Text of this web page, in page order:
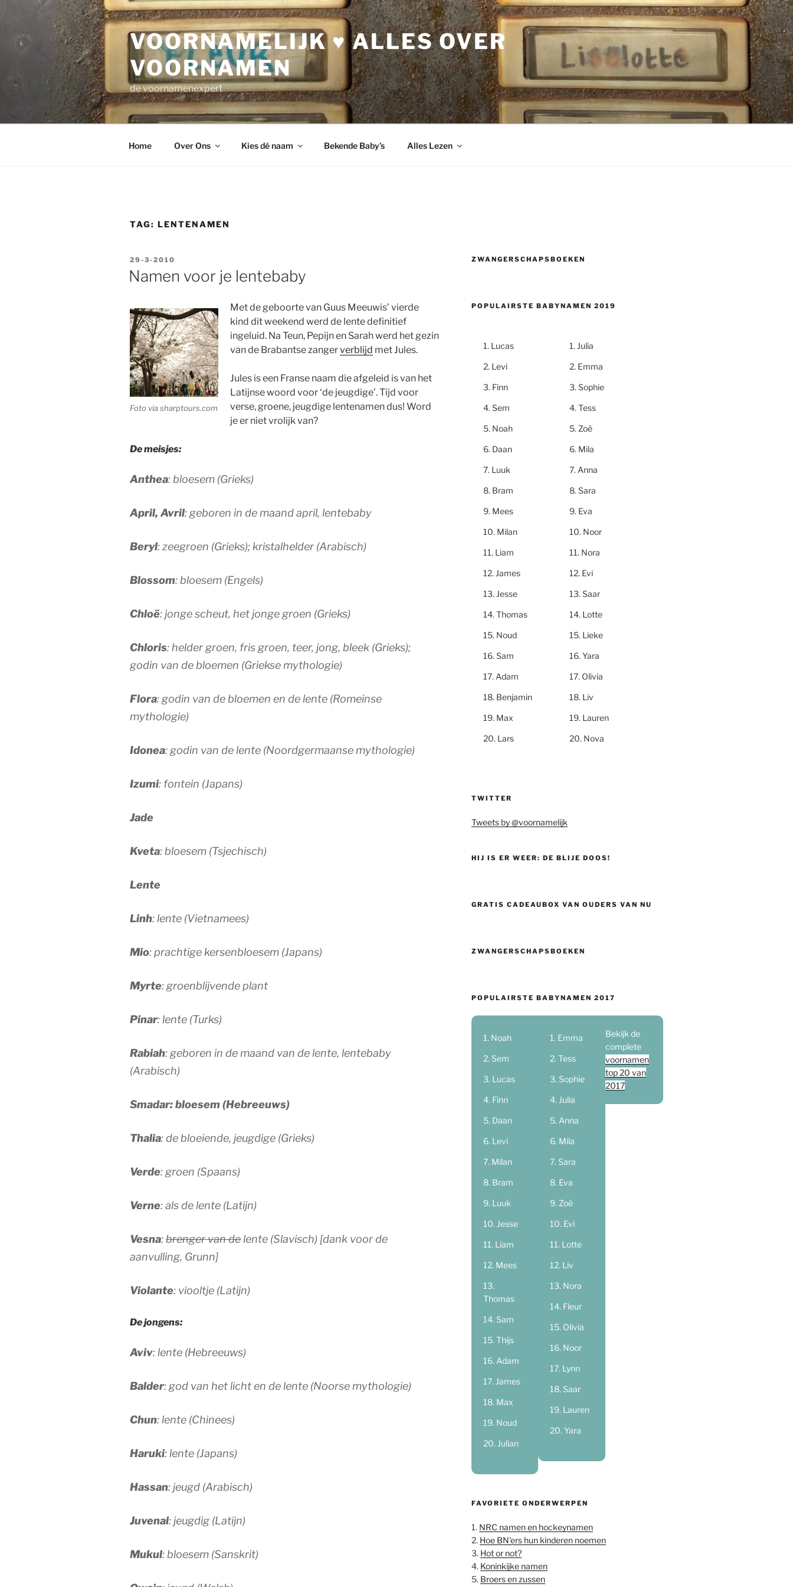
inhoud
VOORNAMELIJK ♥ ALLES OVER
VOORNAMEN
de voornamenexpert
Home Over Ons Kies dé naam Bekende Baby’s Alles Lezen
TAG: LENTENAMEN
GEPLAATST
OP
29-3-2010
Namen voor je lentebaby
Foto via sharptours.com
Met de geboorte van Guus Meeuwis’ vierde
kind dit weekend werd de lente definitief
ingeluid. Na Teun, Pepijn en Sarah werd het gezin
van de Brabantse zangerverblijd met Jules.
Jules is een Franse naam die afgeleid is van het
Latijnse woord voor ‘de jeugdige’. Tijd voor
verse, groene, jeugdige lentenamen dus! Word
je er niet vrolijk van?
De meisjes:
Anthea: bloesem (Grieks)
April, Avril: geboren in de maand april, lentebaby
Beryl: zeegroen (Grieks); kristalhelder (Arabisch)
Blossom: bloesem (Engels)
Chloë: jonge scheut, het jonge groen (Grieks)
Chloris: helder groen, fris groen, teer, jong, bleek (Grieks);
godin van de bloemen (Griekse mythologie)
Flora: godin van de bloemen en de lente (Romeinse
mythologie)
Idonea: godin van de lente (Noordgermaanse mythologie)
Izumi: fontein (Japans)
Jade
Kveta: bloesem (Tsjechisch)
Lente
Linh: lente (Vietnamees)
Mio: prachtige kersenbloesem (Japans)
Myrte: groenblijvende plant
Pinar: lente (Turks)
Rabiah: geboren in de maand van de lente, lentebaby
(Arabisch)
Smadar: bloesem (Hebreeuws)
Thalia: de bloeiende, jeugdige (Grieks)
Verde: groen (Spaans)
Verne: als de lente (Latijn)
Vesna:brenger van de lente (Slavisch) [dank voor de
aanvulling, Grunn]
Violante: viooltje (Latijn)
De jongens:
Aviv: lente (Hebreeuws)
Balder: god van het licht en de lente (Noorse mythologie)
Chun: lente (Chinees)
Haruki: lente (Japans)
Hassan: jeugd (Arabisch)
Juvenal: jeugdig (Latijn)
Mukul: bloesem (Sanskrit)
ZWANGERSCHAPSBOEKEN
POPULAIRSTE BABYNAMEN 2019
Lucas
Levi
Finn
Sem
Noah
Daan
Luuk
Bram
Mees
Milan
Liam
James
Jesse
Thomas
Noud
Sam
Adam
Benjamin
Max
Lars
Julia
Emma
Sophie
Tess
Zoë
Mila
Anna
Sara
Eva
Noor
Nora
Evi
Saar
Lotte
Lieke
Yara
Olivia
Liv
Lauren
Nova
TWITTER
Tweets by @voornamelijk
HIJ IS ER WEER: DE BLIJE DOOS!
GRATIS CADEAUBOX VAN OUDERS VAN NU
ZWANGERSCHAPSBOEKEN
POPULAIRSTE BABYNAMEN 2017
Noah
Sem
Lucas
Finn
Daan
Levi
Milan
Bram
Luuk
Jesse
Liam
Mees
Thomas
Sam
Thijs
Adam
James
Max
Noud
Julian
Emma
Tess
Sophie
Julia
Anna
Mila
Sara
Eva
Zoë
Evi
Lotte
Liv
Nora
Fleur
Olivia
Noor
Lynn
Saar
Lauren
Yara
Bekijk de
complete
voornamen
top 20 van
2017
FAVORIETE ONDERWERPEN
1. NRC namen en hockeynamen
2. Hoe BN'ers hun kinderen noemen
3. Hot or not?
4. Koninkijke namen
5. Broers en zussen